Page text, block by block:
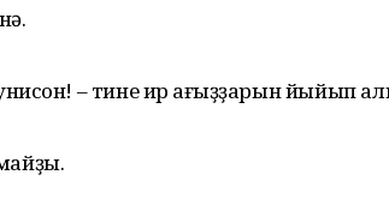
– тине ир ҡағыҙҙарын йыйып